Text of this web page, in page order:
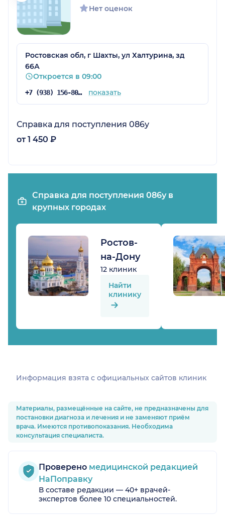
Нет оценок
Ростовская обл, г Шахты, ул Халтурина, зд
66А
Откроется в 09:00
+7 (938) 156-80-80 показать
Справка для поступления 086у
от 1 450 ₽
Справка для поступления 086у в
крупных городах
Ростов-
на-Дону
12 клиник
Найти
клинику
Информация взята c официальных сайтов клиник
Материалы, размещённые на сайте, не предназначены для
постановки диагноза и лечения и не заменяют приём
врача. Имеются противопоказания. Необходима
консультация специалиста.
Проверено медицинской редакцией
НаПоправку
В составе редакции — 40+ врачей-
экспертов более 10 специальностей.